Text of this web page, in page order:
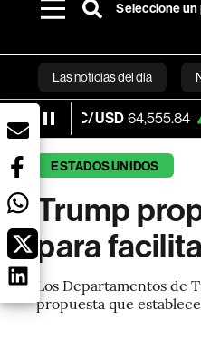
Seleccione un
Las noticias del día
USD 64,555.84 +0.25%
ESTADOS UNIDOS
Trump
para
Los Departamentos de
propuesta que